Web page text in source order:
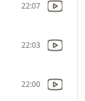
22:07
22:03
22:00